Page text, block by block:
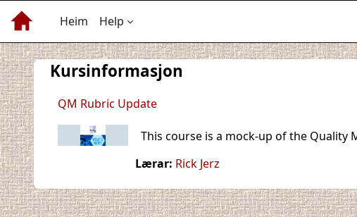
Gå til hovudinnhaldet
Heim
Help
Kursinformasjon
QM Rubric Update
This course is a mock-up of the Quality
Lærar: Rick Jerz